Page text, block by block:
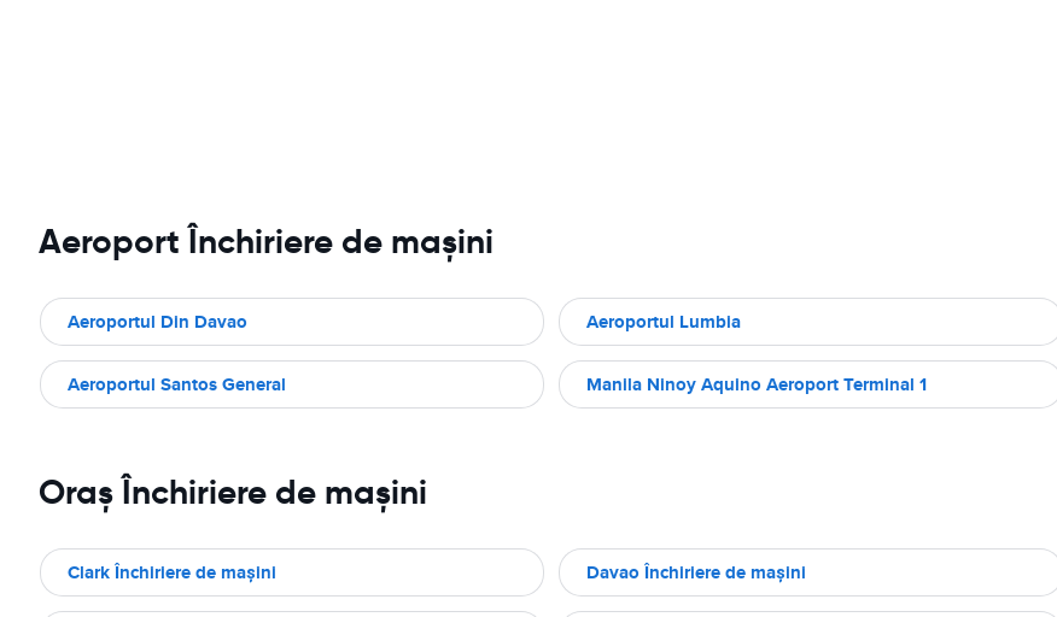
Aeroport Închiriere de maşini
Aeroportul Din Davao Aeroportul Lumbia
Aeroportul Santos General Manila Ninoy Aquino Aeroport Terminal 1
Oraş Închiriere de maşini
Clark Închiriere de maşini Davao Închiriere de maşini